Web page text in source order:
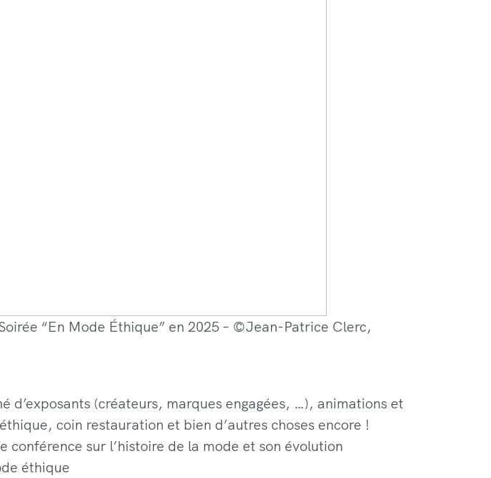
“En Mode Éthique” en 2025 – ©️Jean-Patrice Clerc,
d’exposants (créateurs, marques engagées, …), animations et
coin restauration et bien d’autres choses encore !
conférence sur l’histoire de la mode et son évolution
éthique